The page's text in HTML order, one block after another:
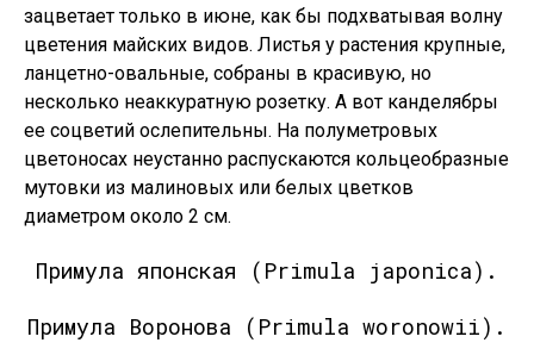
зацветает только в июне, как бы подхватывая волну
цветения майских видов. Листья у растения крупные,
ланцетно-овальные, собраны в красивую, но
несколько неаккуратную розетку. А вот канделябры
ее соцветий ослепительны. На полуметровых
цветоносах неустанно распускаются кольцеобразные
мутовки из малиновых или белых цветков
диаметром около 2 см.
Примула японская (Primula japonica).
Примула Воронова (Primula woronowii).